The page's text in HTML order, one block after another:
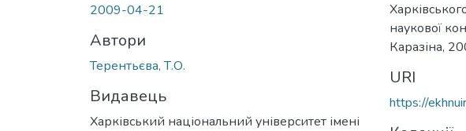
2009-04-21
Автори
Терентьєва, Т.О.
Видавець
Харківський національний університет імені
наукової
Каразіна,
URI
https://